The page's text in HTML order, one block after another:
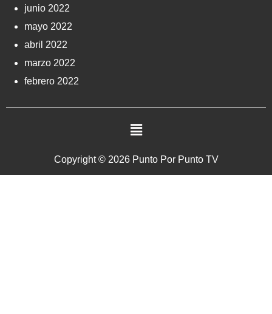
junio 2022
mayo 2022
abril 2022
marzo 2022
febrero 2022
Copyright © 2026 Punto Por Punto TV